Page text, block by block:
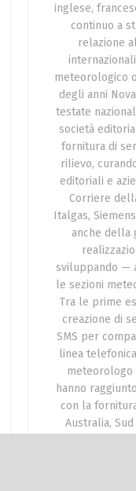
inglese,
continuo a
relazione
meteorologico
degli anni
testate
società
fornitura di
rilievo,
editoriali e
Corriere
Italgas,
anche della
sviluppando —
le sezioni
Tra le prime
creazione di
SMS per
linea
meteorologo
hanno
con la
Australia,